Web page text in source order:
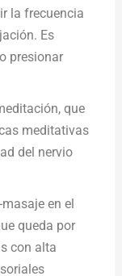
la frecuencia
Es
presionar
que
meditativas
del nervio
en el
queda por
con alta